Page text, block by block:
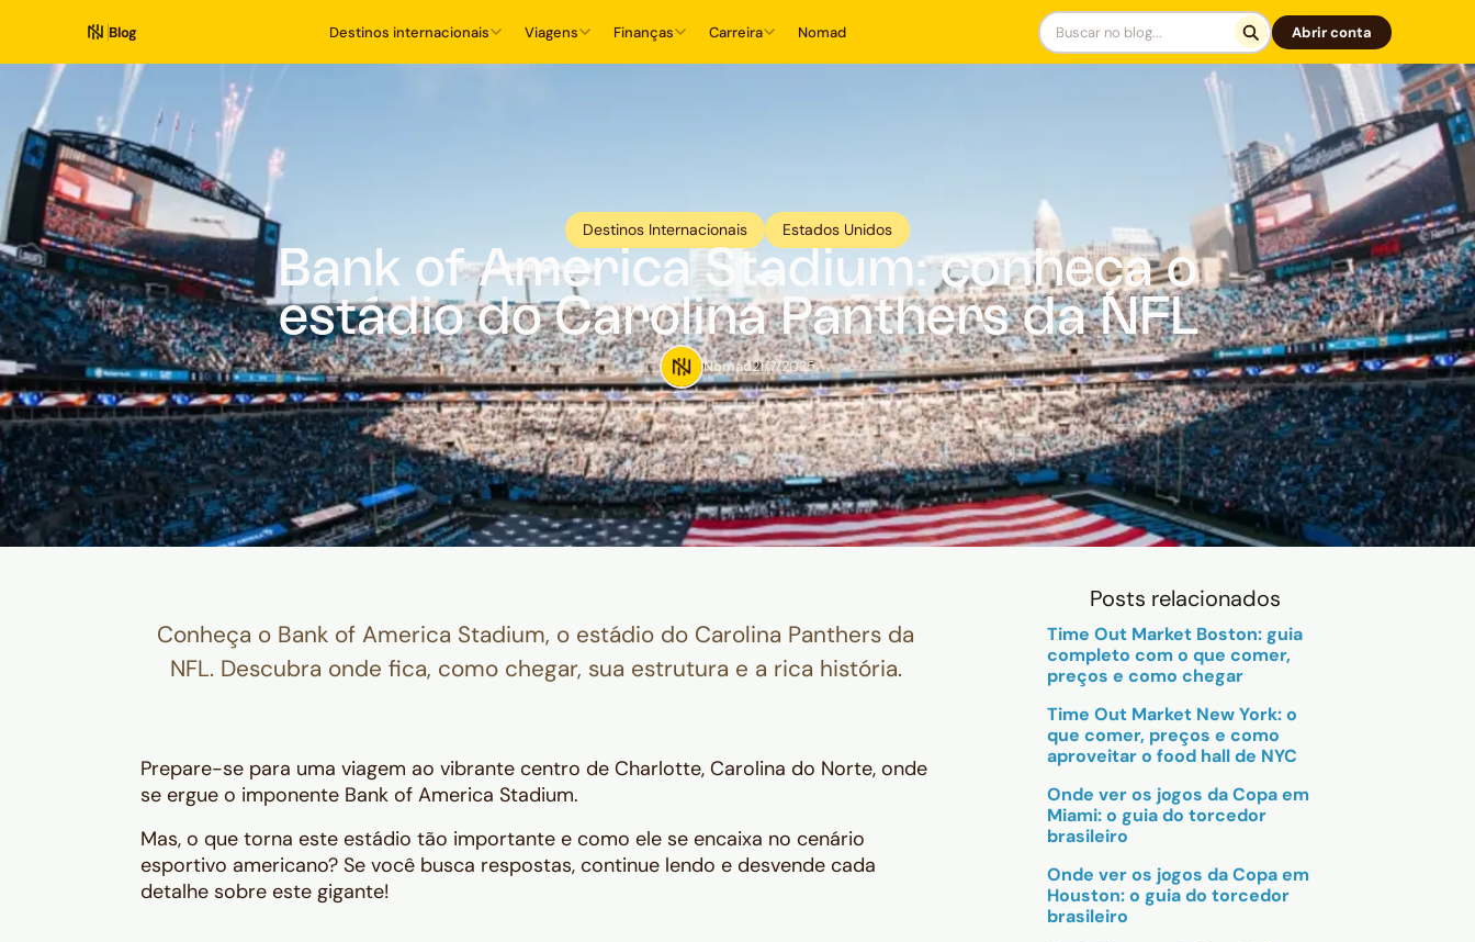
Blog Destinos internacionais Viagens Finanças Carreira Nomad Abrir conta
Destinos Internacionais Estados Unidos
Bank of America Stadium: conheça o
estádio do Carolina Panthers da NFL
Nomad21/7/2025
Conheça o Bank of America Stadium, o estádio do Carolina Panthers da
NFL. Descubra onde fica, como chegar, sua estrutura e a rica história.
Prepare-se para uma viagem ao vibrante centro de Charlotte, Carolina do Norte, onde
se ergue o imponente Bank of America Stadium.
Mas, o que torna este estádio tão importante e como ele se encaixa no cenário
esportivo americano? Se você busca respostas, continue lendo e desvende cada
detalhe sobre este gigante!
Posts relacionados
Time Out Market Boston: guia
completo com o que comer,
preços e como chegar
Time Out Market New York: o
que comer, preços e como
aproveitar o food hall de NYC
Onde ver os jogos da Copa em
Miami: o guia do torcedor
brasileiro
Onde ver os jogos da Copa em
Houston: o guia do torcedor
brasileiro